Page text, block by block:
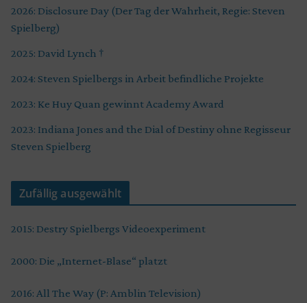
2026: Disclosure Day (Der Tag der Wahrheit, Regie: Steven
Spielberg)
2025: David Lynch †
2024: Steven Spielbergs in Arbeit befindliche Projekte
2023: Ke Huy Quan gewinnt Academy Award
2023: Indiana Jones and the Dial of Destiny ohne Regisseur
Steven Spielberg
Zufällig ausgewählt
2015: Destry Spielbergs Videoexperiment
2000: Die „Internet-Blase“ platzt
2016: All The Way (P: Amblin Television)